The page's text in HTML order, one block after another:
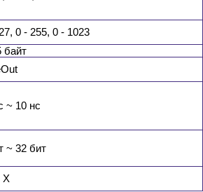
0 - 255, 0 - 1023
байт
~ 10 нс
~ 32 бит
X